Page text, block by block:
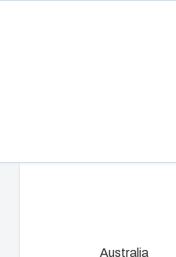
Unser Sortiment an
bietet die passende
Produkt­suche
Australia